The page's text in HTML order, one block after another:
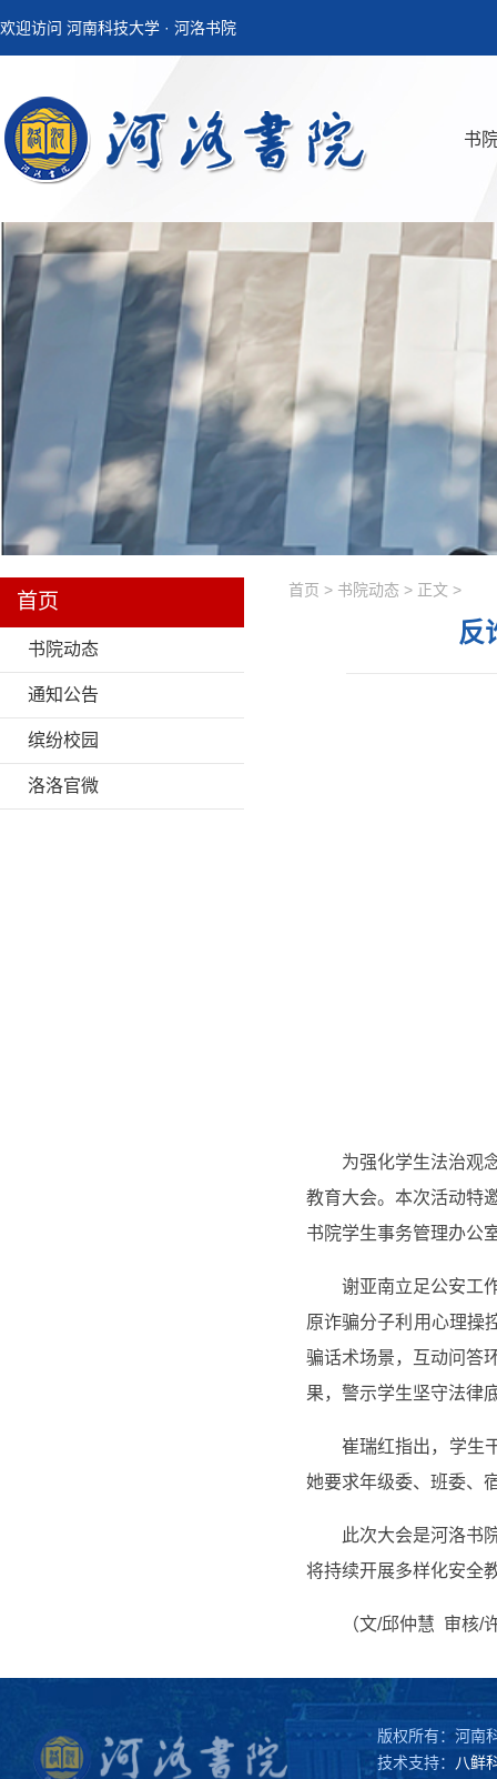
欢迎访问 河南科技大学 · 河洛书院
书
首页
书院动态
通知公告
缤纷校园
洛洛官微
首页 > 书院动态 > 正文 >
反
为强化学生法治观
教育大会。本次活动特
书院学生事务管理办公
谢亚南立足公安工
原诈骗分子利用心理操
骗话术场景，互动问答
果，警示学生坚守法律
崔瑞红指出，学生
她要求年级委、班委、
此次大会是河洛书
将持续开展多样化安全
（文/邱仲慧 审核/
版权所有：河南
技术支持： 八鲜